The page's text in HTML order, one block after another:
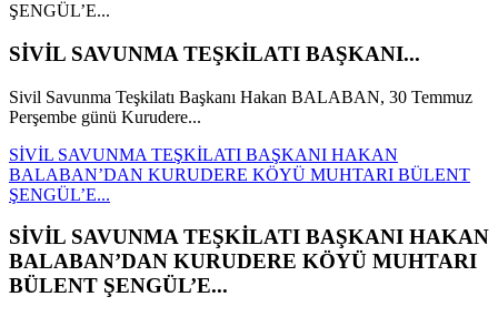
SİVİL SAVUNMA TEŞKİLATI BAŞKANI...
Sivil Savunma Teşkilatı Başkanı Hakan BALABAN, 30 Temmuz
Perşembe günü Kurudere...
SİVİL SAVUNMA TEŞKİLATI BAŞKANI HAKAN
BALABAN’DAN KURUDERE KÖYÜ MUHTARI BÜLENT
ŞENGÜL’E...
SİVİL SAVUNMA TEŞKİLATI BAŞKANI HAKAN
BALABAN’DAN KURUDERE KÖYÜ MUHTARI
BÜLENT ŞENGÜL’E...